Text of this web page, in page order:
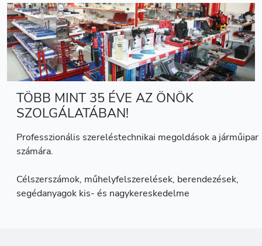
TÖBB MINT 35 ÉVE AZ ÖNÖK
SZOLGÁLATÁBAN!
Professzionális szereléstechnikai megoldások a járműipar
számára.
Célszerszámok, műhelyfelszerelések, berendezések,
segédanyagok kis- és nagykereskedelme